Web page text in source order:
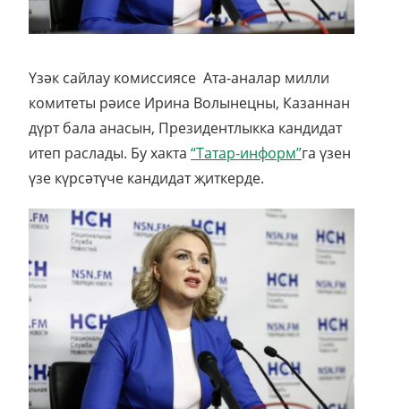
Үзәк сайлау комиссиясе Ата-аналар милли
комитеты рәисе Ирина Волынецны, Казаннан
дүрт бала анасын, Президентлыкка кандидат
итеп раслады. Бу хакта “Татар-информ”га үзен
үзе күрсәтүче кандидат җиткерде.